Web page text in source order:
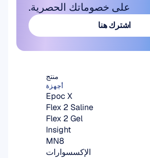
على خصوماتك الحصرية.
اشترك هنا
منتج
أجهزة
Epoc X
Flex 2 Saline
Flex 2 Gel
Insight
MN8
الإكسسوارات